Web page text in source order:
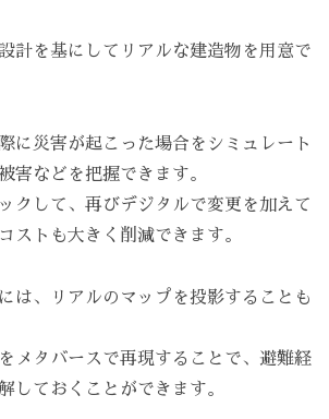
計を基にしてリアルな建造物を用意で
に災害が起こった場合をシミュレート
害などを把握できます。
クして、再びデジタルで変更を加えて
ストも大きく削減できます。
は、リアルのマップを投影することも
メタバースで再現することで、避難経
しておくことができます。